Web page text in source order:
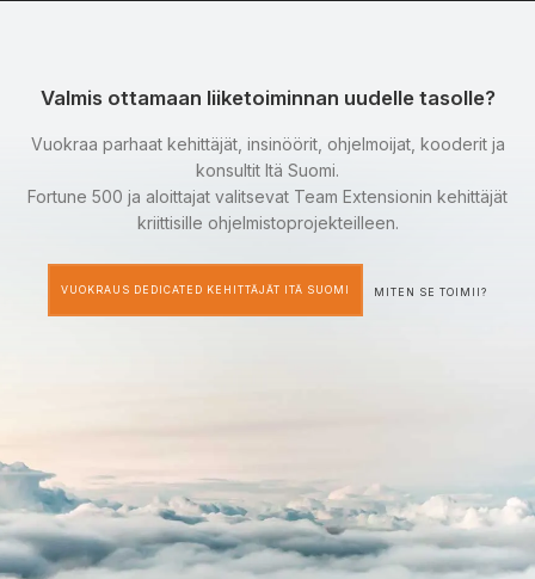
Valmis ottamaan liiketoiminnan uudelle tasolle?
Vuokraa parhaat kehittäjät, insinöörit, ohjelmoijat, kooderit ja
konsultit Itä Suomi.
Fortune 500 ja aloittajat valitsevat Team Extensionin kehittäjät
kriittisille ohjelmistoprojekteilleen.
VUOKRAUS DEDICATED KEHITTÄJÄT ITÄ SUOMI MITEN SE TOIMII?